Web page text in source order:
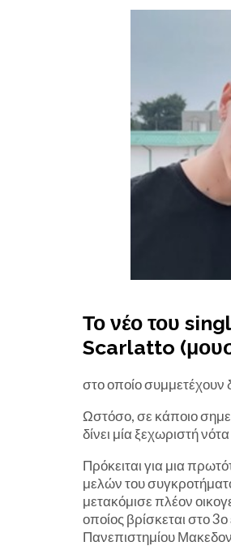
Το νέο του
Scarlatto
στο οποίο
Ωστόσο, σε κάποιο
δίνει μία ξεχωριστή
Πρόκειται για μια
μελών του
μετακόμισε πλέον
οποίος βρίσκεται στο
Πανεπιστημίου